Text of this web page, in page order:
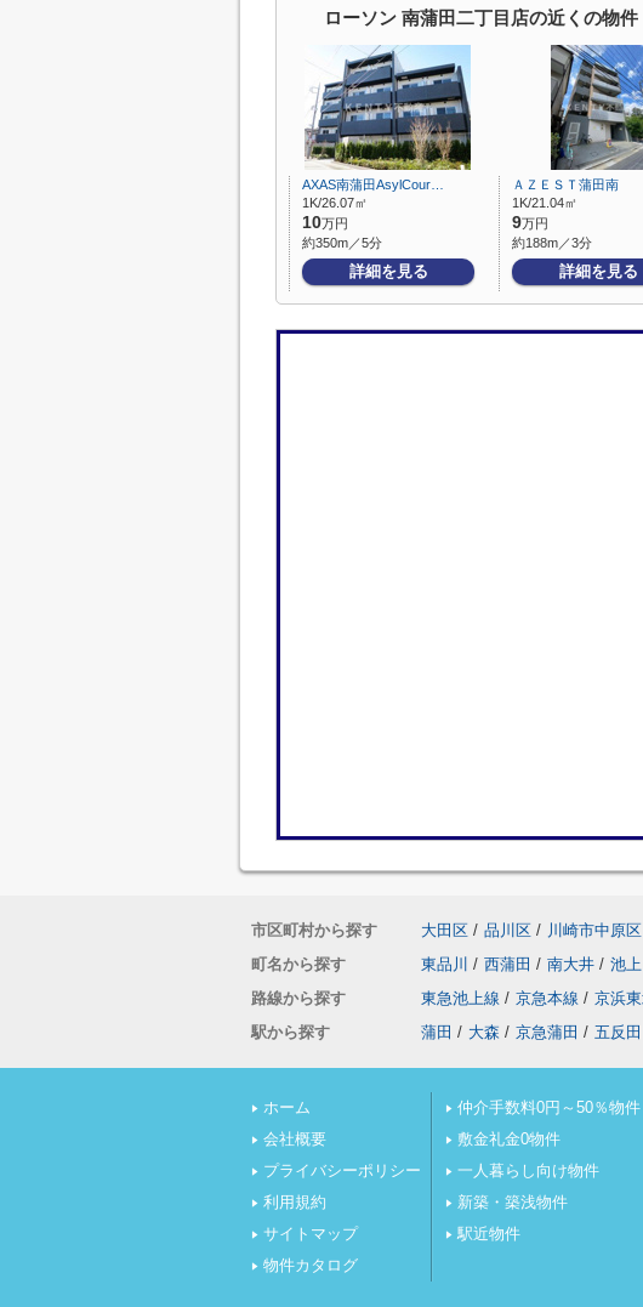
ローソン 南蒲田二丁目店の近くの物件
AXAS南蒲田AsylCour…
1K/26.07㎡
10万円
約350m／5分
詳細を見る
ＡＺＥＳＴ蒲田南
1K/21.04㎡
9万円
約188m／3分
詳細を見る
市区町村から探す 大田区 / 品川区 / 川崎市中原区
町名から探す
東品川 / 西蒲田 / 南大井 / 池上
路線から探す
東急池上線 / 京急本線 / 京浜
駅から探す
蒲田 / 大森 / 京急蒲田 / 五反田
ホーム
会社概要
プライバシーポリシー
利用規約
サイトマップ
物件カタログ
仲介手数料0円～50％物件
敷金礼金0物件
一人暮らし向け物件
新築・築浅物件
駅近物件